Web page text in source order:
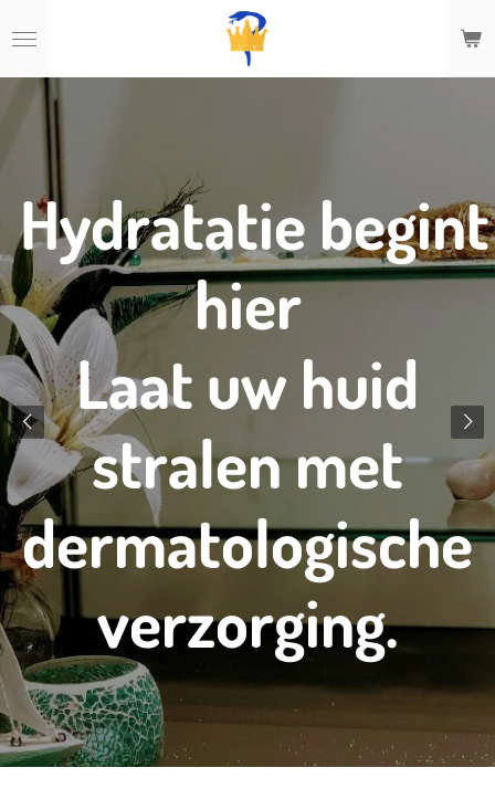
direct
Hydratatie begint
hier
Laat uw huid
stralen met
dermatologische
verzorging.